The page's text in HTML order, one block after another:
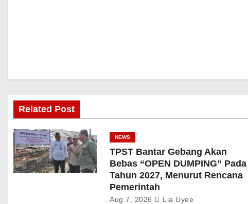
Related Post
NEWS
TPST Bantar Gebang Akan
Bebas “OPEN DUMPING” Pada
Tahun 2027, Menurut Rencana
Pemerintah
Aug 7, 2026 Lia Uyee